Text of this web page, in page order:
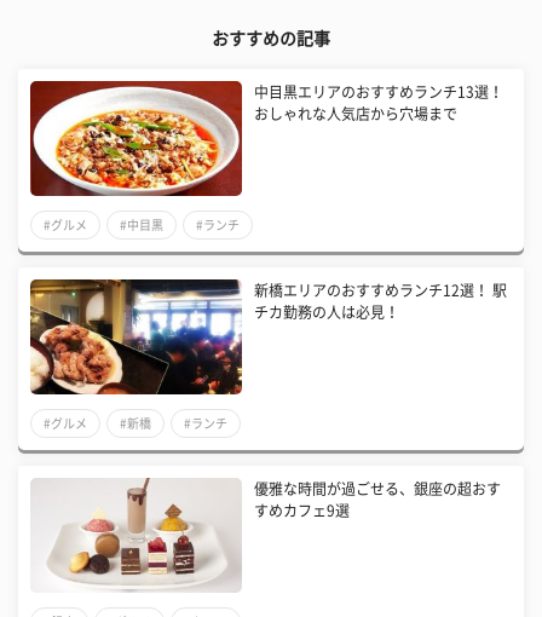
おすすめの記事
中目黒エリアのおすすめランチ13選！
おしゃれな人気店から穴場まで
#グルメ #中目黒 #ランチ
新橋エリアのおすすめランチ12選！ 駅
チカ勤務の人は必見！
#グルメ #新橋 #ランチ
優雅な時間が過ごせる、銀座の超おす
すめカフェ9選